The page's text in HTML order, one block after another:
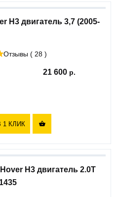
H3 двигатель 3,7 (2005-
Отзывы ( 28 )
21 600
1 КЛИК 
H3 двигатель 2.0T